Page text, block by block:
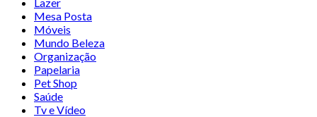
Mesa Posta
Móveis
Mundo Beleza
Organização
Papelaria
Pet Shop
Saúde
Tv e Vídeo